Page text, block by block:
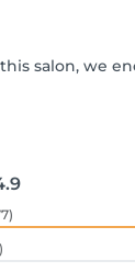
salon, we